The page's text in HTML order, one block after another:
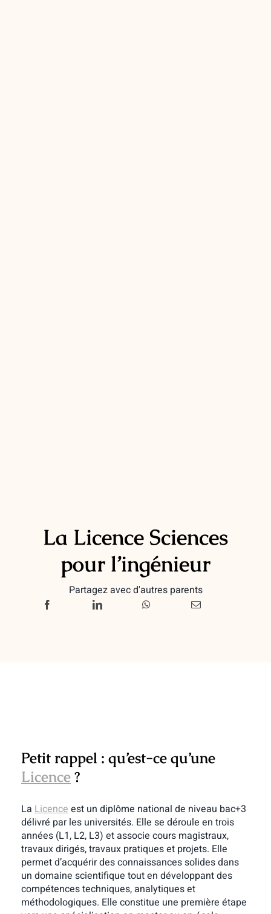
La Licence Sciences
pour l’ingénieur
Partagez avec d'autres parents
Petit rappel : qu’est-ce qu’une
Licence?
La Licence est un diplôme national de niveau bac+3
délivré par les universités. Elle se déroule en trois
années (L1, L2, L3) et associe cours magistraux,
travaux dirigés, travaux pratiques et projets. Elle
permet d’acquérir des connaissances solides dans
un domaine scientifique tout en développant des
compétences techniques, analytiques et
méthodologiques. Elle constitue une première étape